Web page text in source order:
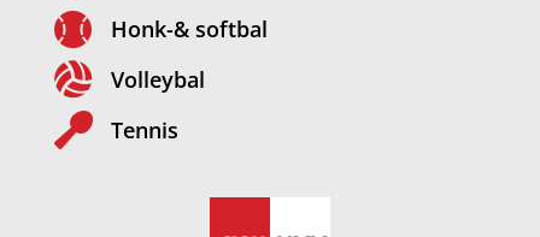
 Honk-& softbal
 Volleybal
 Tennis